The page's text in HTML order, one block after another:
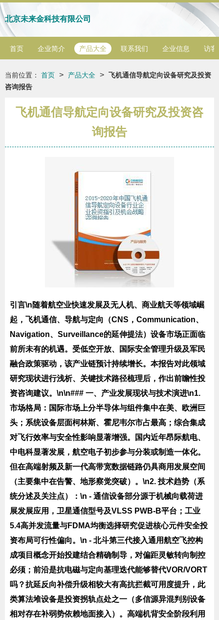
北京未来金科技有限公司
首页 企业简介 产品大全 联系我们 企业信息 访客
当前位置： 首页 > 产品大全 > 飞机通信导航定向设备研究及投资
咨询报告
飞机通信导航定向设备研究及投资咨
询报告
引言\n随着航空业快速发展及无人机、商业航天等领域崛
起，飞机通信、导航与定向（CNS，Communication、
Navigation、Surveillance的延伸提法）设备市场正面临
前所未有的机遇。受低空开放、国际安全管理升级及军民
融合政策驱动，该产业链预计持续增长。本报告对此领域
研究现状进行浅析、关键技术路径梳理后，作出前瞻性投
资咨询建议。\n\n### 一、产业发展现状与技术演进\n1.
市场格局 ：国际市场上分半导体与组件集中在美、欧洲巨
头；系统设备层面柯林斯、霍尼韦尔市占最高；综合集成
对飞行效率与安全性影响显著增强。国内近年昂际航电、
中电科显著发展，航空电子初步参与分装或制造一体化。
但在高端射频及新一代高带宽数据链路仍具商用发展空间
（主要集中在告警、地形察觉突破）。\n2. 技术趋势（系
统分述及关注点）
：\n - 通信设备部分源于机械向载荷进
展发展应用，卫星通信型号及VLSS PWB-B平台；工业
5.4高并发流量与FDMA均衡选择研究促进核心元件安全投
资布局可行性偏向。\n - 北斗第三代接入通用航空飞控构
成项目概念开始投建结合精确制导，对偏距灵敏转向制控
必须；前沿是抗电磁与定向基理迭代能够替代VOR/VORT
吗？抗延反向补偿升级相较大有高抗拦截可用度提升，此
类算法堆设备是投资拐轨点处之一（多信源异混判别设备
相对存在补弱势依赖地面接入）。高端机背安全阶段利用